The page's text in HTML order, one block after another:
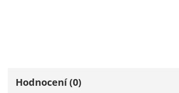
Hodnocení (0)